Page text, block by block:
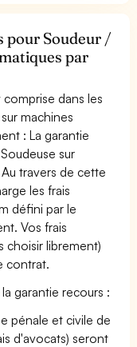
pour Soudeur /
par
dans les
machines
: La garantie
sur
travers de cette
les frais
défini par le
Vos frais
choisir librement)
contrat.
garantie recours :
pénale et civile de
d'avocats) seront